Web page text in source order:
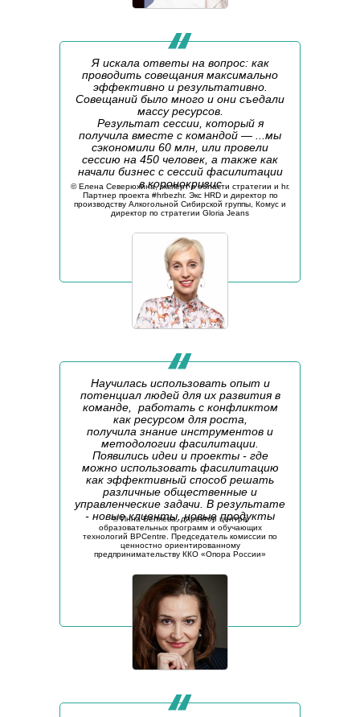
Я искала ответы на вопрос: как
проводить совещания максимально
эффективно и результативно.
Совещаний было много и они съедали
массу ресурсов.
Результат сессии, который я
получила вместе с командой — ...мы
сэкономили 60 млн, или провели
сессию на 450 человек, а также как
начали бизнес с сессий фасилитации
в коронокризис
©️ Елена Северюхина, эксперт в области стратегии и hr.
Партнер проекта #hrbezhr. Экс HRD и директор по
производству Алкогольной Сибирской группы, Комус и
директор по стратегии Gloria Jeans
Научилась использовать опыт и
потенциал людей для их развития в
команде, работать с конфликтом
как ресурсом для роста,
получила знание инструментов и
методологии фасилитации.
Появились идеи и проекты - где
можно использовать фасилитацию
как эффективный способ решать
различные общественные и
управленческие задачи. В результате
- новые клиенты, новые продукты
©️ Инна Беляева, директор центра
образовательных программ и обучающих
технологий BPCentre. Председатель комиссии по
ценностно ориентированному
предпринимательству ККО «Опора России»